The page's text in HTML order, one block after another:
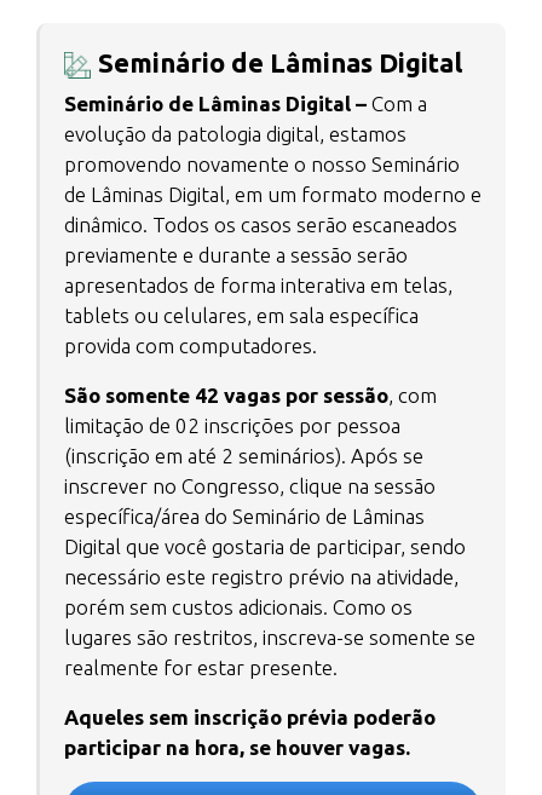
Seminário de Lâminas Digital
Seminário de Lâminas Digital – Com a
evolução da patologia digital, estamos
promovendo novamente o nosso Seminário
de Lâminas Digital, em um formato moderno e
dinâmico. Todos os casos serão escaneados
previamente e durante a sessão serão
apresentados de forma interativa em telas,
tablets ou celulares, em sala específica
provida com computadores.
São somente 42 vagas por sessão, com
limitação de 02 inscrições por pessoa
(inscrição em até 2 seminários). Após se
inscrever no Congresso, clique na sessão
específica/área do Seminário de Lâminas
Digital que você gostaria de participar, sendo
necessário este registro prévio na atividade,
porém sem custos adicionais. Como os
lugares são restritos, inscreva-se somente se
realmente for estar presente.
Aqueles sem inscrição prévia poderão
participar na hora, se houver vagas.